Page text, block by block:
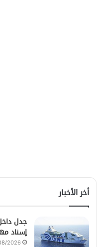
أخر الأخبار
إسناد
2026